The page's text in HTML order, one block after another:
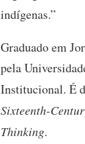
indígenas.”
Graduado em
pela
Institucional. É
Sixteenth-
Thinking.